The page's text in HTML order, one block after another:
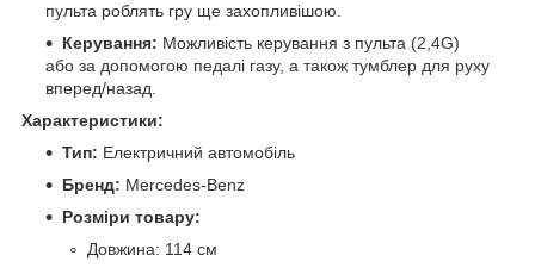
пульта роблять гру ще захопливішою.
Керування: Можливість керування з пульта (2,4G)
або за допомогою педалі газу, а також тумблер для руху
вперед/назад.
Характеристики:
Тип: Електричний автомобіль
Бренд: Mercedes-Benz
Розміри товару:
Довжина: 114 см